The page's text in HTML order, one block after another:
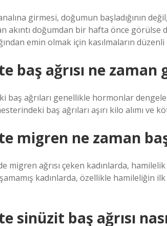
girmesi, doğumun başladığının
akıntı doğumdan bir hafta önce görülse
emin olmak için kasılmaların
baş ağrısı ne zaman
baş ağrıları genellikle hormonlar
baş ağrıları aşırı kilo alımı ve
migren ne zaman
migren ağrısı çeken kadınlarda,
kadınlarda, özellikle hamileliğin ilk
sinüzit baş ağrısı